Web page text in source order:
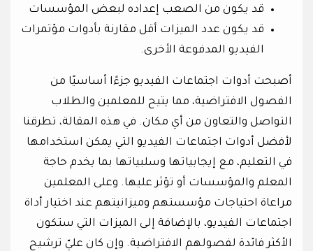
قد يكون من الصعب إعداده لبعض المؤسسات
قد يكون عدد الميزات أقل مقارنة بأدوات مؤتمرات
الفيديو المدفوعة الأخرى.
أصبحت أدوات اجتماعات الفيديو جزءًا أساسيًا من
الفصول الافتراضية، مما يتيح للمعلمين والطلاب
التواصل والتعاون من أي مكان. في هذه المقالة، تطرقنا
لأفضل أدوات اجتماعات الفيديو التي يمكن استخدامها
في التعليم، مع إيجابياتها وسلبياتها بما يخدم حاجة
المعلم والمؤسسات أو تؤثر عليها. وعلى المعلمين
مراعاة احتياجات مؤسستهم وميزانيتهم عند اختيار أداة
اجتماعات الفيديو، بالإضافة إلى الميزات التي ستكون
الأكثر فائدة لفصولهم الافتراضية. وإن كان عليّ ترشيح